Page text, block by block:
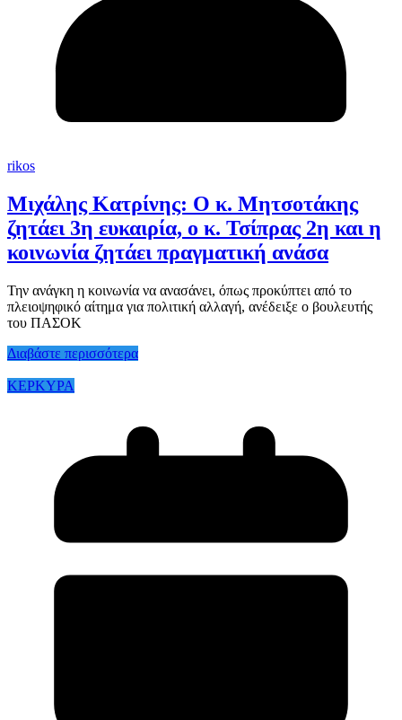
rikos
Μιχάλης Κατρίνης: Ο κ. Μητσοτάκης
ζητάει 3η ευκαιρία, ο κ. Τσίπρας 2η και η
κοινωνία ζητάει πραγματική ανάσα
Την ανάγκη η κοινωνία να ανασάνει, όπως προκύπτει από το
πλειοψηφικό αίτημα για πολιτική αλλαγή, ανέδειξε ο βουλευτής
του ΠΑΣΟΚ
Διαβάστε περισσότερα
ΚΕΡΚΥΡΑ